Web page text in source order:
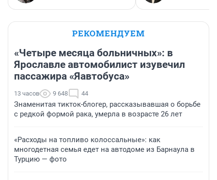
РЕКОМЕНДУЕМ
«Четыре месяца больничных»: в
Ярославле автомобилист изувечил
пассажира «Яавтобуса»
13 часов 9 648 44
Знаменитая тикток-блогер, рассказывавшая о борьбе
с редкой формой рака, умерла в возрасте 26 лет
«Расходы на топливо колоссальные»: как
многодетная семья едет на автодоме из Барнаула в
Турцию — фото